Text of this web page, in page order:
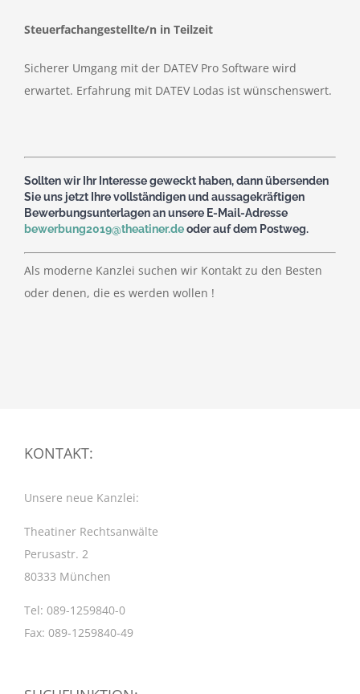
Steuerfachangestellte/n in Teilzeit
Sicherer Umgang mit der DATEV Pro Software wird
erwartet. Erfahrung mit DATEV Lodas ist wünschenswert.
Sollten wir Ihr Interesse geweckt haben, dann übersenden
Sie uns jetzt Ihre vollständigen und aussagekräftigen
Bewerbungsunterlagen an unsere E-Mail-Adresse
bewerbung2019@theatiner.deoder auf dem Postweg.
Als moderne Kanzlei suchen wir Kontakt zu den Besten
oder denen, die es werden wollen !
KONTAKT:
Unsere neue Kanzlei:
Theatiner Rechtsanwälte
Perusastr. 2
80333 München
Tel: 089-1259840-0
Fax: 089-1259840-49